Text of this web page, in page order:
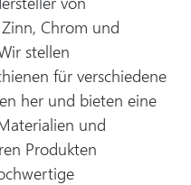
Chrom und
stellen
für verschiedene
her und bieten eine
und
Produkten